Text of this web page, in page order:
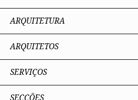
Ordem dos Arquitectos
Sobre a OA
Legado
Estatuto e Regulamentos
Comissões Técnicas
Membros Honorários
ARQUITETURA
Trabalhar com Arquiteto
Porquê um Arquiteto
Boas práticas
ARQUITETOS
Portal dos Arquitectos
Sobre o Portal
SERVIÇOS
SECÇÕES